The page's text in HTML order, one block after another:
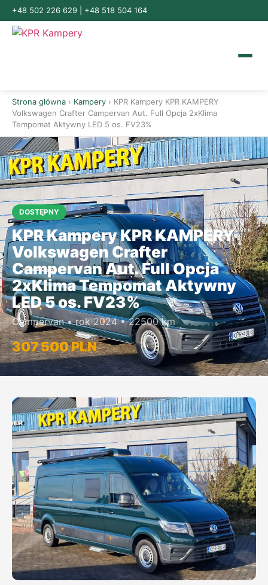
+48 502 226 629 +48 518 504 164
Strona główna › Kampery › KPR Kampery KPR KAMPERY
Volkswagen Crafter Campervan Aut. Full Opcja 2xKlima
Tempomat Aktywny LED 5 os. FV23%
DOSTĘPNY
KPR Kampery KPR KAMPERY
Volkswagen Crafter
Campervan Aut. Full Opcja
2xKlima Tempomat Aktywny
LED 5 os. FV23%
Campervan • rok 2024 • 22500 km
307 500 PLN